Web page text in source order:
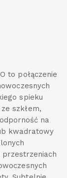
to połączenie
spieku
szkłem,
na
kwadratowy